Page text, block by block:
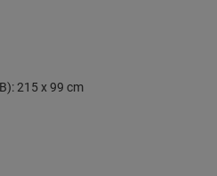
215 x 99 cm